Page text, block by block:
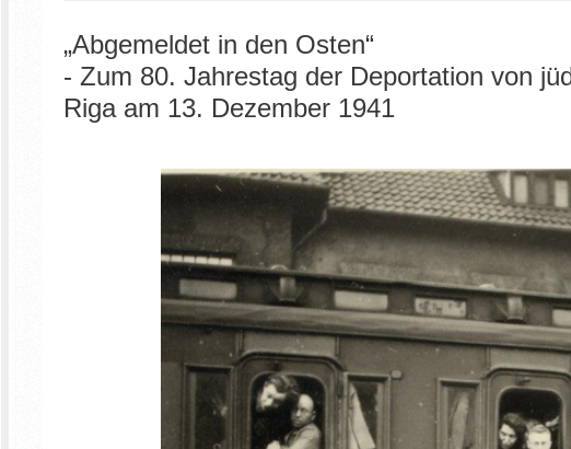
„Abgemeldet in den Osten“
- Zum 80. Jahrestag der Deportation von
Riga am 13. Dezember 1941